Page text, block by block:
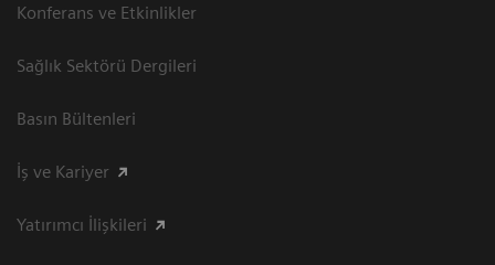
Konferans ve Etkinlikler
Sağlık Sektörü Dergileri
Basın Bültenleri
İş ve Kariyer
Yatırımcı İlişkileri